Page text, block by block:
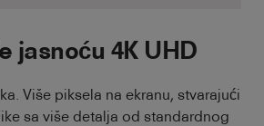
jasnoću 4K UHD
Više piksela na ekranu, stvarajući
sa više detalja od standardnog